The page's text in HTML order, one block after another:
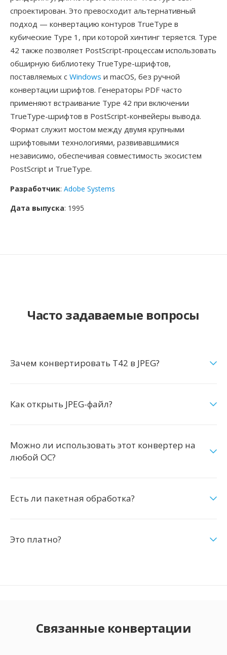
спроектирован. Это превосходит альтернативный
подход — конвертацию контуров TrueType в
кубические Type 1, при которой хинтинг теряется. Type
42 также позволяет PostScript-процессам использовать
обширную библиотеку TrueType-шрифтов,
поставляемых с Windows и macOS, без ручной
конвертации шрифтов. Генераторы PDF часто
применяют встраивание Type 42 при включении
TrueType-шрифтов в PostScript-конвейеры вывода.
Формат служит мостом между двумя крупными
шрифтовыми технологиями, развивавшимися
независимо, обеспечивая совместимость экосистем
PostScript и TrueType.
Разработчик: Adobe Systems
Дата выпуска: 1995
Часто задаваемые вопросы
Зачем конвертировать T42 в JPEG?
Как открыть JPEG-файл?
Можно ли использовать этот конвертер на
любой ОС?
Есть ли пакетная обработка?
Это платно?
Связанные конвертации